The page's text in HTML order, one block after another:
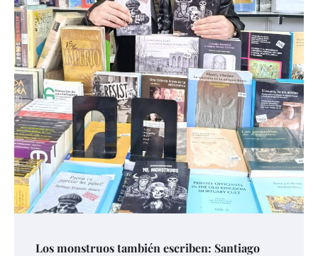
Los monstruos también escriben: Santiago